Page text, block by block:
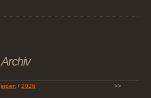
Archiv
srpen / 2026 >>